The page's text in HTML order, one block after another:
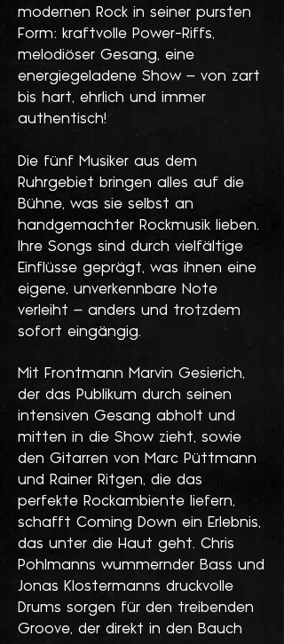
modernen Rock in seiner pursten
Form: kraftvolle Power-Riffs,
melodiöser Gesang, eine
energiegeladene Show – von zart
bis hart, ehrlich und immer
authentisch!
Die fünf Musiker aus dem
Ruhrgebiet bringen alles auf die
Bühne, was sie selbst an
handgemachter Rockmusik lieben.
Ihre Songs sind durch vielfältige
Einflüsse geprägt, was ihnen eine
eigene, unverkennbare Note
verleiht – anders und trotzdem
sofort eingängig.
Mit Frontmann Marvin Gesierich,
der das Publikum durch seinen
intensiven Gesang abholt und
mitten in die Show zieht, sowie
den Gitarren von Marc Püttmann
und Rainer Ritgen, die das
perfekte Rockambiente liefern,
schafft Coming Down ein Erlebnis,
das unter die Haut geht. Chris
Pohlmanns wummernder Bass und
Jonas Klostermanns druckvolle
Drums sorgen für den treibenden
Groove, der direkt in den Bauch